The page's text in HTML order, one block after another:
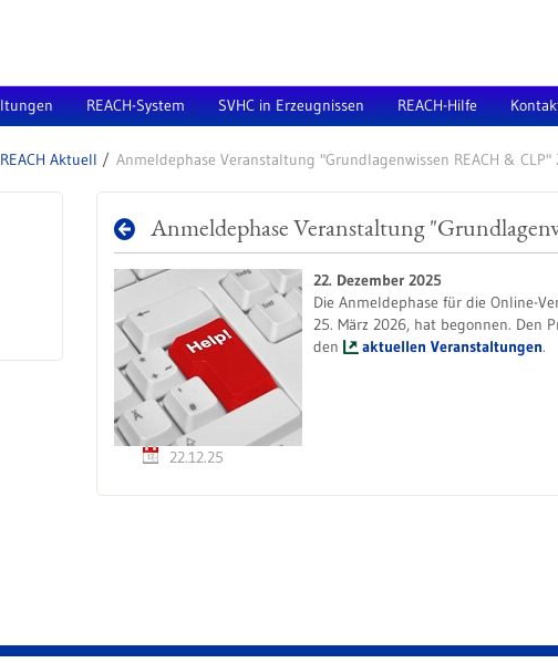
REACH-System SVHC in Erzeugnissen REACH-Hilfe
REACH Aktuell Anmeldephase Veranstaltung "Grundlagenwissen REACH & CLP"
Anmeldephase Veranstaltung
22. Dezember 2025
Die Anmeldephase für die Online-
25. März 2026, hat begonnen. Den
den
aktuellen Veranstaltungen.
22.12.25